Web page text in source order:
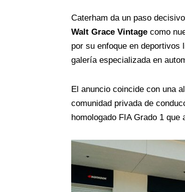
Caterham da un paso
Walt Grace Vintage como
por su enfoque en
galería especializada en
El anuncio coincide con una
comunidad privada de
homologado FIA Grado 1 que